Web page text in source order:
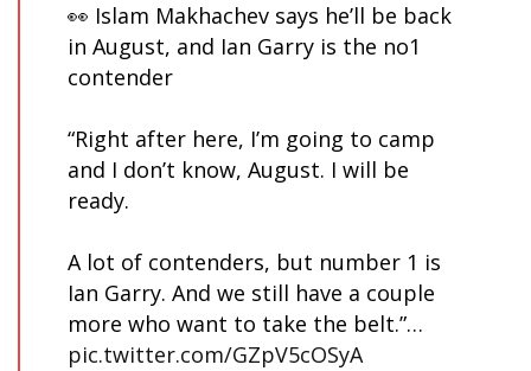
👀 Islam Makhachev says he’ll be back
in August, and Ian Garry is the no1
contender
“Right after here, I’m going to camp
and I don’t know, August. I will be
ready.
A lot of contenders, but number 1 is
Ian Garry. And we still have a couple
more who want to take the belt.”…
pic.twitter.com/GZpV5cOSyA